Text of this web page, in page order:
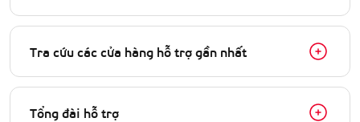
Tra cứu các cửa hàng hỗ trợ gần nhất
Tổng đài hỗ trợ